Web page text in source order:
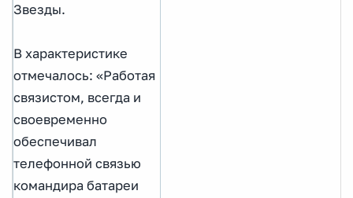
Звезды.
В характеристике
отмечалось: «Работая
связистом, всегда и
своевременно
обеспечивал
телефонной связью
командира батареи